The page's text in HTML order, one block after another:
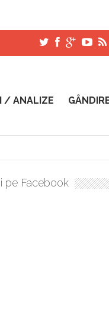
/ ANALIZE
mari! Sara Nukina
pe Facebook